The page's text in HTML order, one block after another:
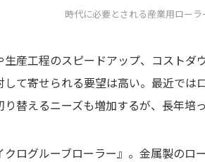
時代に必要とされる産業用ロー
生産工程のスピードアップ、コストダ
して寄せられる要望は高い。最近では
替えるニーズも増加するが、長年培
ログルーブローラー』。金属製のロ